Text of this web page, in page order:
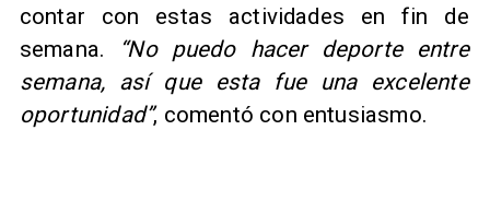
contar con estas actividades en fin de
semana.
“No puedo hacer deporte entre
semana, así que esta fue una excelente
oportunidad”, comentó con entusiasmo.